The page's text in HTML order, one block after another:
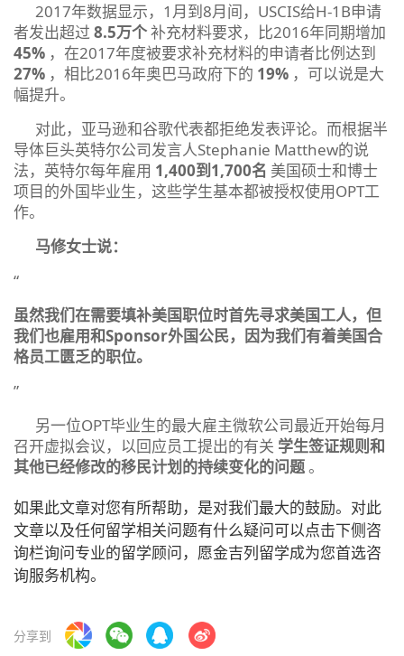
2017年数据显示，1月到8月间，USCIS给H-1B申请
者发出超过8.5万个补充材料要求，比2016年同期增加
45% ，在2017年度被要求补充材料的申请者比例达到
27% ，相比2016年奥巴马政府下的 19% ，可以说是大
幅提升。
对此，亚马逊和谷歌代表都拒绝发表评论。而根据半
导体巨头英特尔公司发言人Stephanie Matthew的说
法，英特尔每年雇用 1,400到1,700名 美国硕士和博士
项目的外国毕业生，这些学生基本都被授权使用OPT工
作。
马修女士说：
“
虽然我们在需要填补美国职位时首先寻求美国工人，但
我们也雇用和Sponsor外国公民，因为我们有着美国合
格员工匮乏的职位。
”
另一位OPT毕业生的最大雇主微软公司最近开始每月
召开虚拟会议，以回应员工提出的有关 学生签证规则和
其他已经修改的移民计划的持续变化的问题。
如果此文章对您有所帮助，是对我们最大的鼓励。对此
文章以及任何留学相关问题有什么疑问可以点击下侧咨
询栏询问专业的留学顾问，愿金吉列留学成为您首选咨
询服务机构。
分享到